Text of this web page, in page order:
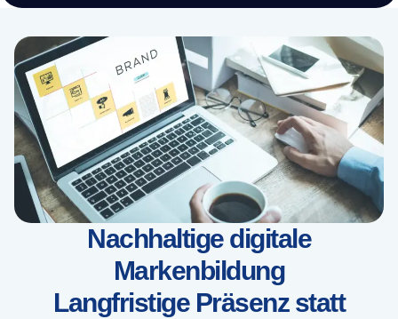
Nachhaltige digitale
Markenbildung
Langfristige Präsenz statt